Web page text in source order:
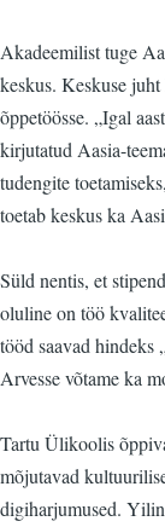
Akadeemilist tuge
keskus. Keskuse
õppetöösse. „Igal
kirjutatud Aasia-
tudengite
toetab keskus ka
Süld nentis, et
oluline on töö
tööd saavad hindeks
Arvesse võtame ka
Tartu Ülikoolis
mõjutavad
digiharjumused.